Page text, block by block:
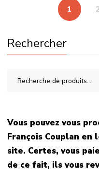
1
Rechercher
Vous pouvez vous
François Couplan en
site. Certes, vous
de ce fait, ils vous